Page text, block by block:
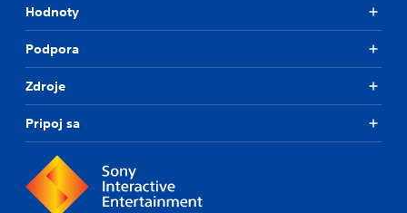
Hodnoty
Podpora
Zdroje
Pripoj sa